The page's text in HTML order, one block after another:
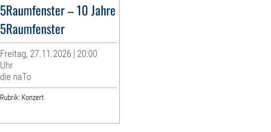
5Raumfenster – 10 Jahre
5Raumfenster
Freitag, 27.11.2026 | 20:00
Uhr
die naTo
Rubrik: Konzert